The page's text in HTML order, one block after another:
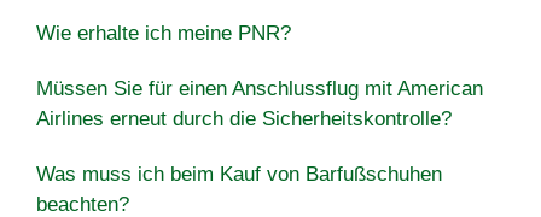
Wie erhalte ich meine PNR?
Müssen Sie für einen Anschlussflug mit American
Airlines erneut durch die Sicherheitskontrolle?
Was muss ich beim Kauf von Barfußschuhen
beachten?